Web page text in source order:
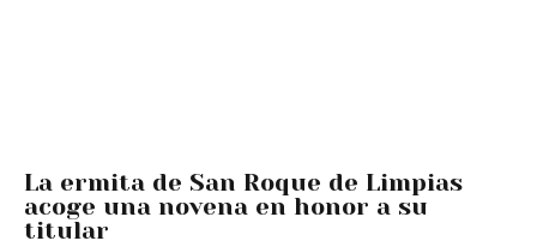
La ermita de San Roque de Limpias
acoge una novena en honor a su
titular